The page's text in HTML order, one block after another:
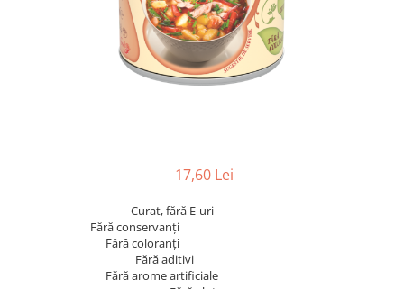
17,60 Lei
Curat, fără E-uri
Fără conservanți
Fără coloranți
Fără aditivi
Fără arome artificiale